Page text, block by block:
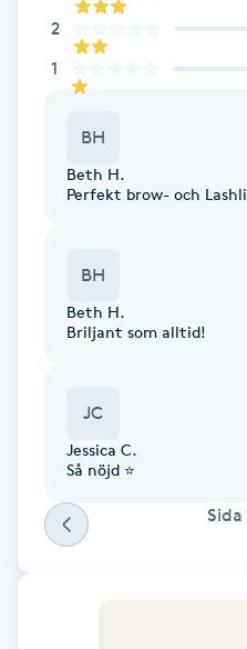
Coachning
Color correction
Dermapen
Enzympeeling
Extensions
Extensions borttagning
2
1
BH
Beth H.
Perfekt brow- och
BH
Beth H.
Briljant som alltid!
JC
Jessica C.
Så nöjd ⭐️
Sida